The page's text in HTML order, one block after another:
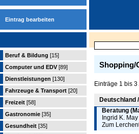
Eintrag bearbeiten
Beruf & Bildung [15]
Computer und EDV [89]
Dienstleistungen [130]
Fahrzeuge & Transport [20]
Freizeit [58]
Gastronomie [35]
Gesundheit [35]
Shopping/
Einträge 1 bis 3
Deutschland
Beratung
Ingrid K. May
Zum